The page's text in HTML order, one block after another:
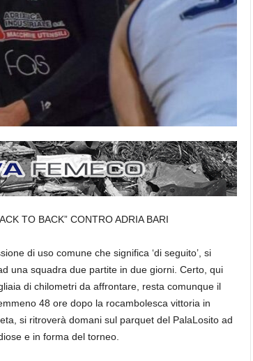
TO BACK” CONTRO ADRIA BARI
di uso comune che significa ‘di seguito’, si
una squadra due partite in due giorni. Certo, qui
di chilometri da affrontare, resta comunque il
48 ore dopo la rocambolesca vittoria in
si ritroverà domani sul parquet del PalaLosito ad
e in forma del torneo.